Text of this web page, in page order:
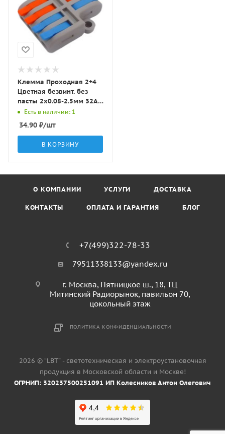
Клемма Проходная 2+4
Цветная безвинт. без
пасты 2x0.08-2.5мм 32A с
рычагами DF42 LBT
Есть в наличии: 1
34.90 ₽/шт
В КОРЗИНУ
О КОМПАНИИ УСЛУГИ ДОСТАВКА
КОНТАКТЫ ОПЛАТА И ГАРАНТИЯ БЛОГ
+7(499)322-78-33
79511338133@yandex.ru
г. Москва, Пятницкое ш., 18, ТЦ
Митинский Радиорынок, павильон 70,
цокольный этаж
ПОЛИТИКА КОНФИДЕНЦИАЛЬНОСТИ
2026 © “LBT” - светотехническая и электроустановочная
продукция в Московской области и Москве!
ОГРНИП: 320237500251091 ИП Колесников Антон Олегович